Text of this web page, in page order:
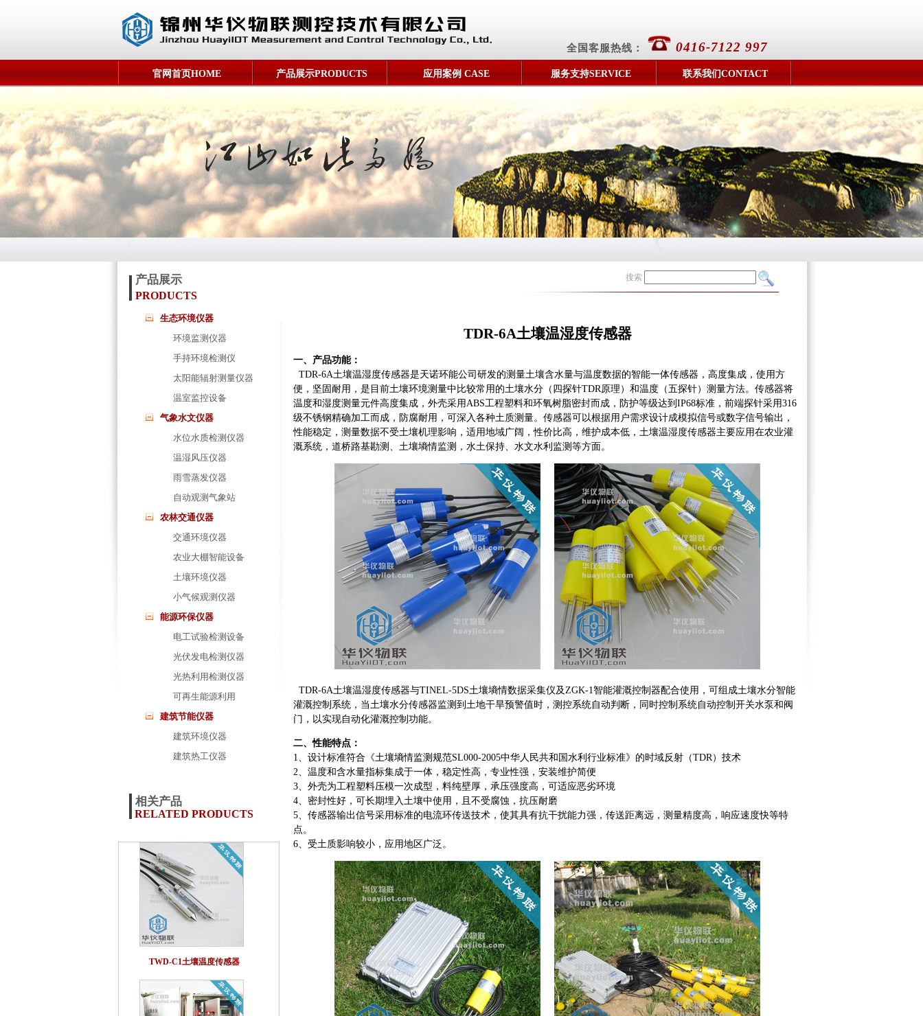
全国客服热线： 0416-7122 997
官网首页HOME 产品展示PRODUCTS 应用案例 CASE 服务支持SERVICE 联系我们CONTACT
产品展示
PRODUCTS
生态环境仪器
环境监测仪器
手持环境检测仪
太阳能辐射测量仪器
温室监控设备
气象水文仪器
水位水质检测仪器
温湿风压仪器
雨雪蒸发仪器
自动观测气象站
农林交通仪器
交通环境仪器
农业大棚智能设备
土壤环境仪器
小气候观测仪器
能源环保仪器
电工试验检测设备
光伏发电检测仪器
光热利用检测仪器
可再生能源利用
建筑节能仪器
建筑环境仪器
建筑热工仪器
搜索
TDR-6A土壤温湿度传感器
一、产品功能：
TDR-6A土壤温湿度传感器是天诺环能公司研发的测量土壤含水量与温度数据的智能一体传感器，高度集成，使用方
便，坚固耐用，是目前土壤环境测量中比较常用的土壤水分（四探针TDR原理）和温度（五探针）测量方法。传感器将
温度和湿度测量元件高度集成，外壳采用ABS工程塑料和环氧树脂密封而成，防护等级达到IP68标准，前端探针采用316
级不锈钢精确加工而成，防腐耐用，可深入各种土质测量。传感器可以根据用户需求设计成模拟信号或数字信号输出，
性能稳定，测量数据不受土壤机理影响，适用地域广阔，性价比高，维护成本低，土壤温湿度传感器主要应用在农业灌
溉系统，道桥路基勘测、土壤墒情监测，水土保持、水文水利监测等方面。
TDR-6A土壤温湿度传感器与TINEL-5DS土壤墒情数据采集仪及ZGK-1智能灌溉控制器配合使用，可组成土壤水分智能
灌溉控制系统，当土壤水分传感器监测到土地干旱预警值时，测控系统自动判断，同时控制系统自动控制开关水泵和阀
门，以实现自动化灌溉控制功能。
二、性能特点：
1、设计标准符合《土壤墒情监测规范SL000-2005中华人民共和国水利行业标准》的时域反射（TDR）技术
2、温度和含水量指标集成于一体，稳定性高，专业性强，安装维护简便
3、外壳为工程塑料压模一次成型，料纯壁厚，承压强度高，可适应恶劣环境
4、密封性好，可长期埋入土壤中使用，且不受腐蚀，抗压耐磨
5、传感器输出信号采用标准的电流环传送技术，使其具有抗干扰能力强，传送距离远，测量精度高，响应速度快等特
点。
6、受土质影响较小，应用地区广泛。
相关产品
RELATED PRODUCTS
TWD-C1土壤温度传感器